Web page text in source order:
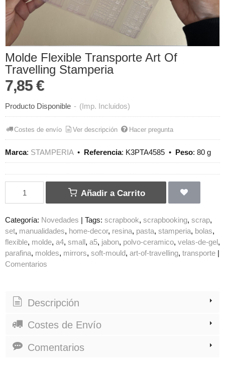
Molde Flexible Transporte Art Of
Travelling Stamperia
7,85 €
Producto Disponible - (Imp. Incluidos)
Costes de envío Ver descripción Hacer pregunta
Marca: STAMPERIA• Referencia: K3PTA4585 • Peso: 80 g
Añadir a Carrito
Categoría: Novedades Tags: scrapbook scrapbooking scrap
set manualidades home-decor resina pasta stamperia bolas
flexible molde a4 small a5 jabon polvo-ceramico velas-de-gel
parafina moldes mirrors soft-mould art-of-travelling transporte
Comentarios
Descripción
Costes de Envío
Comentarios